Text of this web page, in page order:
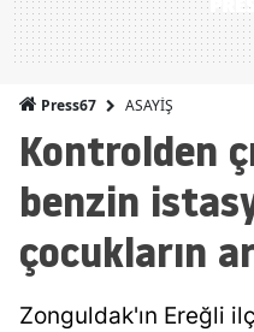
Press67 ASAYİŞ
Kontrolden
benzin
çocukların
Zonguldak'ın Ereğli